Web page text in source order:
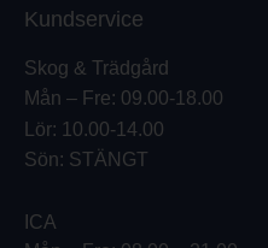
Kundservice
Skog & Trädgård
Mån – Fre: 09.00-18.00
Lör: 10.00-14.00
Sön: STÄNGT
ICA